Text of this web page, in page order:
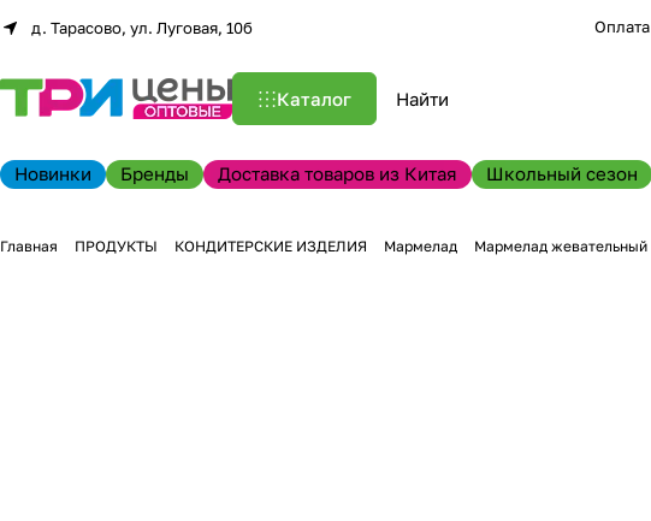
д. Тарасово, ул. Луговая, 10б Оплата
Каталог
Новинки Бренды Доставка товаров из Китая Школьный сезон
Главная ПРОДУКТЫ КОНДИТЕРСКИЕ ИЗДЕЛИЯ Мармелад Мармелад жевательный